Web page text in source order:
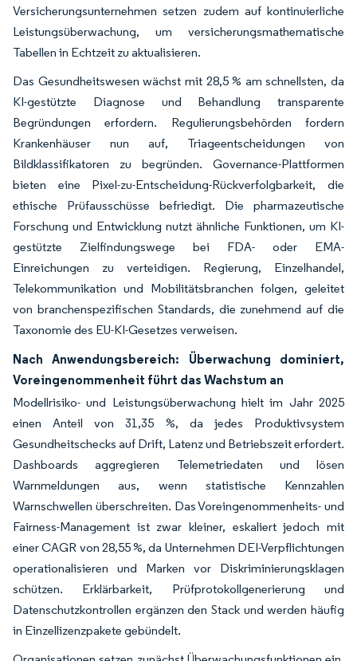
Versicherungsunternehmen setzen zudem auf kontinuierliche
Leistungsüberwachung, um versicherungsmathematische
Tabellen in Echtzeit zu aktualisieren.
Das Gesundheitswesen wächst mit 28,5 % am schnellsten, da
KI-gestützte Diagnose und Behandlung transparente
Begründungen erfordern. Regulierungsbehörden fordern
Krankenhäuser nun auf, Triageentscheidungen von
Bildklassifikatoren zu begründen. Governance-Plattformen
bieten eine Pixel-zu-Entscheidung-Rückverfolgbarkeit, die
ethische Prüfausschüsse befriedigt. Die pharmazeutische
Forschung und Entwicklung nutzt ähnliche Funktionen, um KI-
gestützte Zielfindungswege bei FDA- oder EMA-
Einreichungen zu verteidigen. Regierung, Einzelhandel,
Telekommunikation und Mobilitätsbranchen folgen, geleitet
von branchenspezifischen Standards, die zunehmend auf die
Taxonomie des EU-KI-Gesetzes verweisen.
Nach Anwendungsbereich: Überwachung dominiert,
Voreingenommenheit führt das Wachstum an
Modellrisiko- und Leistungsüberwachung hielt im Jahr 2025
einen Anteil von 31,35 %, da jedes Produktivsystem
Gesundheitschecks auf Drift, Latenz und Betriebszeit erfordert.
Dashboards aggregieren Telemetriedaten und lösen
Warnmeldungen aus, wenn statistische Kennzahlen
Warnschwellen überschreiten. Das Voreingenommenheits- und
Fairness-Management ist zwar kleiner, eskaliert jedoch mit
einer CAGR von 28,55 %, da Unternehmen DEI-Verpflichtungen
operationalisieren und Marken vor Diskriminierungsklagen
schützen. Erklärbarkeit, Prüfprotokollgenerierung und
Datenschutzkontrollen ergänzen den Stack und werden häufig
in Einzellizenzpakete gebündelt.